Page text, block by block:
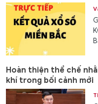
Hoàn thiện thể chế
khí trong bối cảnh mới